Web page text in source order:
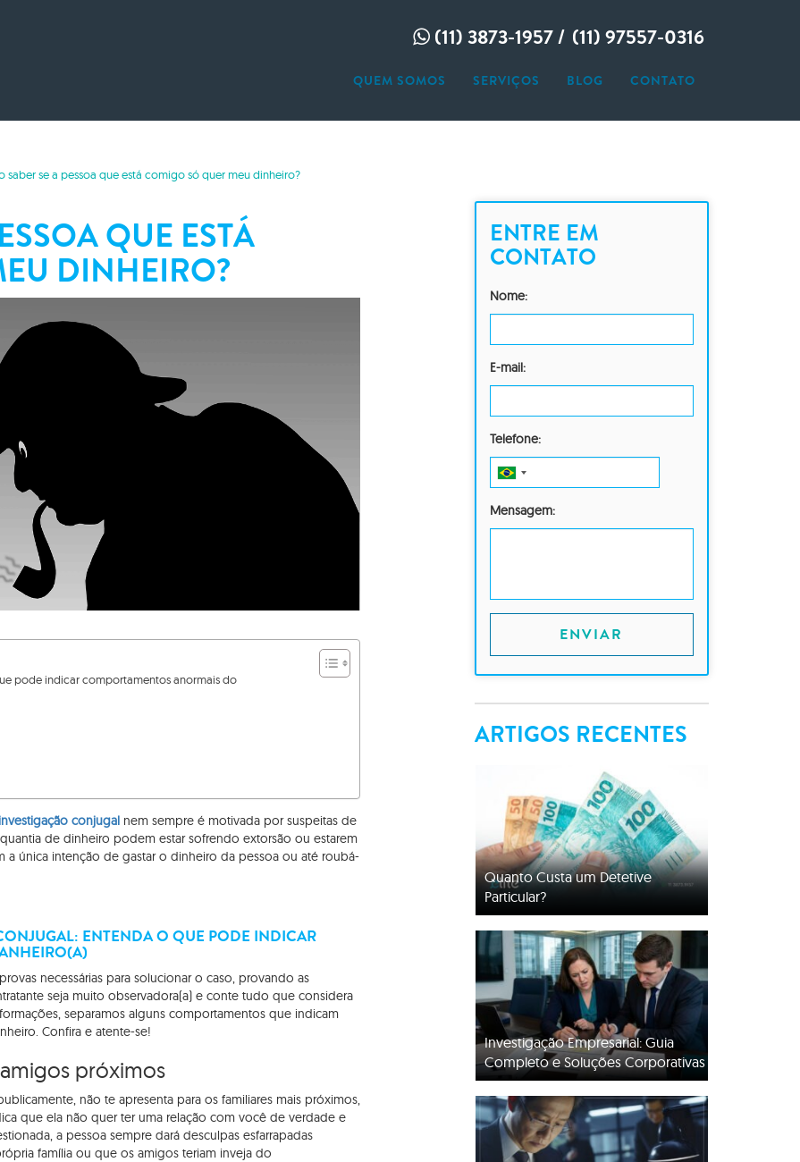
QUEM SOMOS
TECNOLOGIA DA ESPIONAGEM
SERVIÇOS
LOCALIZAÇÃO DE PESSOAS
INVESTIGAÇÃO PARTICULAR
BLOG CONTATO
(11) 3873-1957 / (11) 97557-0316
saber se a pessoa que está comigo só quer meu dinheiro?
QUE ESTÁ
DINHEIRO?
pode indicar comportamentos anormais do
conjugal nem sempre é motivada por suspeitas de
de dinheiro podem estar sofrendo extorsão ou estarem
única intenção de gastar o dinheiro da pessoa ou até roubá-
ENTENDA O QUE PODE INDICAR
necessárias para solucionar o caso, provando as
seja muito observadora(a) e conte tudo que considera
separamos alguns comportamentos que indicam
Confira e atente-se!
próximos
não te apresenta para os familiares mais próximos,
que ela não quer ter uma relação com você de verdade e
a pessoa sempre dará desculpas esfarrapadas
família ou que os amigos teriam inveja do
ENTRE EM
CONTATO
Nome:
E-mail:
Telefone:
Mensagem:
ENVIAR
ARTIGOS RECENTES
Quanto Custa um Detetive
Particular?
Investigação Empresarial: Guia
Completo e Soluções Corporativas